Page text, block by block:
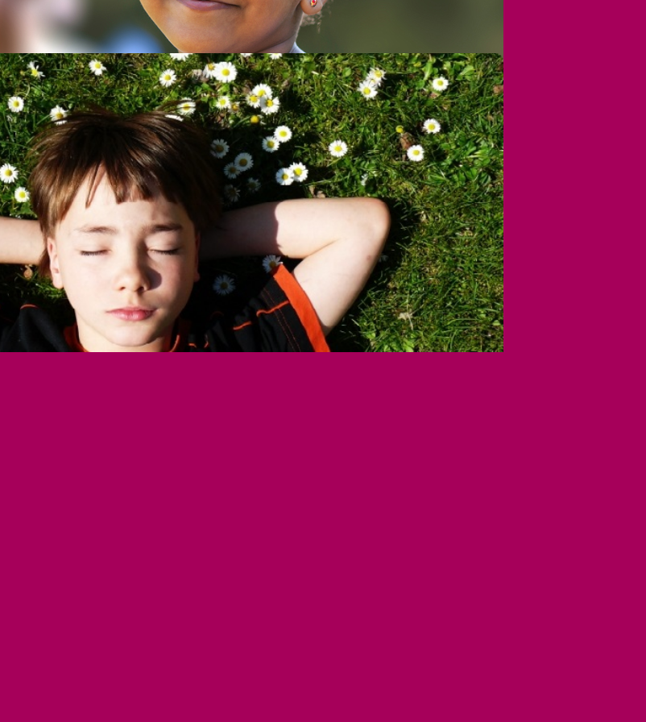
Kontaktformular
Das Angebot
Mädchen und Jungen bis 12 Jahre
Jugendliche Mädchen
Frauen
Betroffene mit Behinderung
Juristische Begleitung
Eltern und Vertrauenspersonen
Pädagogische Fachkräfte
Präventionsprojekte
Fortbildungen
Unterstützen
Pate werden
Spenden
Spenden statt Schenken
Benefizveranstaltungen
Öffentlichkeitsarbeit
Mitglied werden
Als Unternehmen helfen
Geldauflagen und Bußgelder
Wir unterstützen Lawine
Unser Dank
nach oben